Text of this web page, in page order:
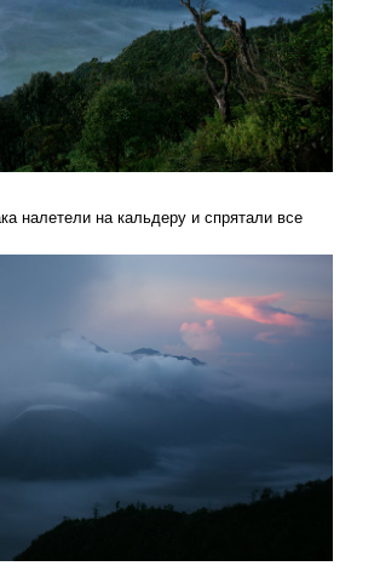
налетели на кальдеру и спрятали все